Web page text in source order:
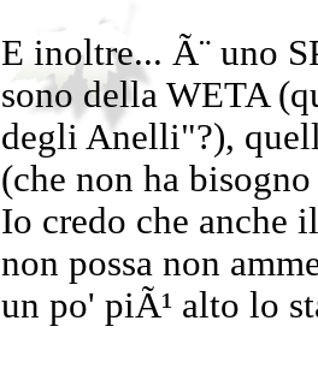
E inoltre... Ã¨ uno
sono della WETA
degli Anelli"?),
(che non ha
Io credo che anche
non possa non
un po' piÃ¹ alto lo